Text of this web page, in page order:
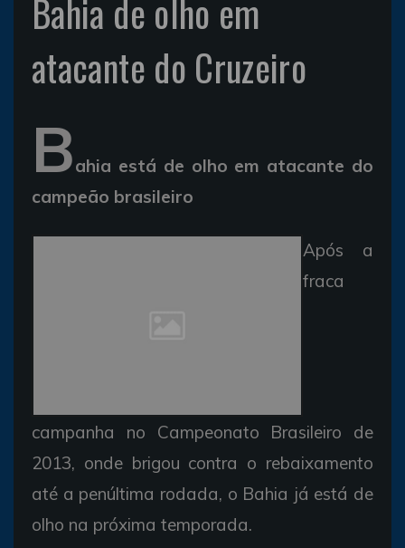
Bahia de olho em
atacante do Cruzeiro
Bahia está de olho em atacante do
campeão brasileiro
Após a
fraca
campanha no Campeonato Brasileiro de
2013, onde brigou contra o rebaixamento
até a penúltima rodada, o Bahia já está de
olho na próxima temporada.